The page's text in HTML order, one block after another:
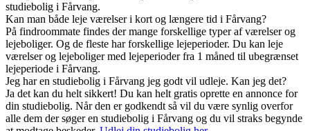
studiebolig i Fårvang.
Kan man både leje værelser i kort og længere tid i Fårvang?
På findroommate findes der mange forskellige typer af værelser og
lejeboliger. Og de fleste har forskellige lejeperioder. Du kan leje
værelser og lejeboliger med lejeperioder fra 1 måned til ubegrænset
lejeperiode i Fårvang.
Jeg har en studiebolig i Fårvang jeg godt vil udleje. Kan jeg det?
Ja det kan du helt sikkert! Du kan helt gratis oprette en annonce for
din studiebolig. Når den er godkendt så vil du være synlig overfor
alle dem der søger en studiebolig i Fårvang og du vil straks begynde